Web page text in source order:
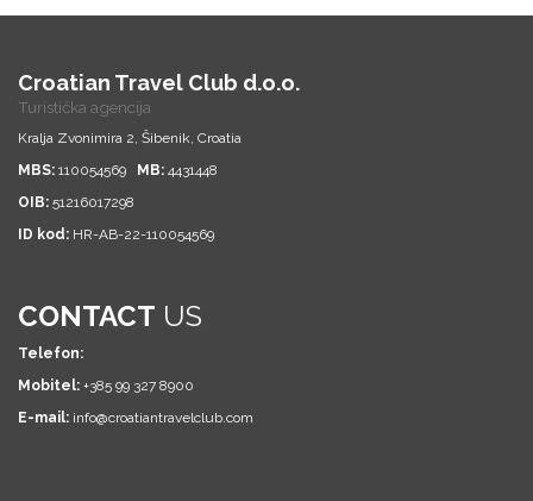
Croatian Travel Club d.o.o.
Turistička agencija
Kralja Zvonimira 2, Šibenik, Croatia
MBS: 110054569 MB: 4431448
OIB: 51216017298
ID kod: HR-AB-22-110054569
CONTACT US
Telefon:
Mobitel: +385 99 327 8900
E-mail: info@croatiantravelclub.com